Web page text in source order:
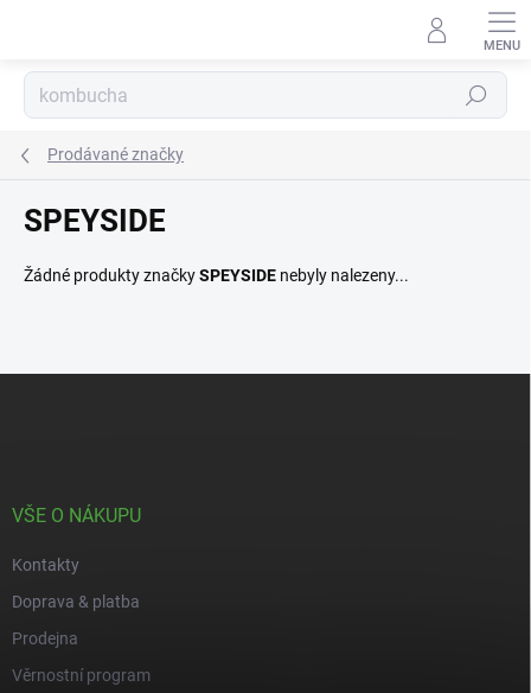
Hledat
Prodávané značky
SPEYSIDE
Žádné produkty značkySPEYSIDE nebyly nalezeny...
VŠE O NÁKUPU
Kontakty
Doprava & platba
Prodejna
Věrnostní program